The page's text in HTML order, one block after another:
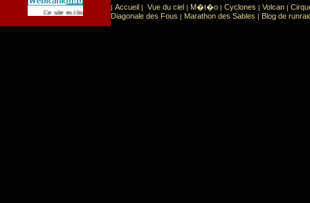
Ce site est list� dans la cat�gorie Sport: Sports extr�mes
| Accueil | Vue du ciel | M�t�o | Cyclones | Volcan |
Diagonale des Fous | Marathon des Sables | Blog de